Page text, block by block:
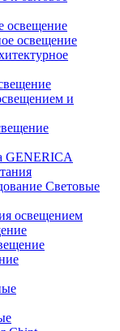
освещение
освещение
и
GENERICA
Световые
освещением